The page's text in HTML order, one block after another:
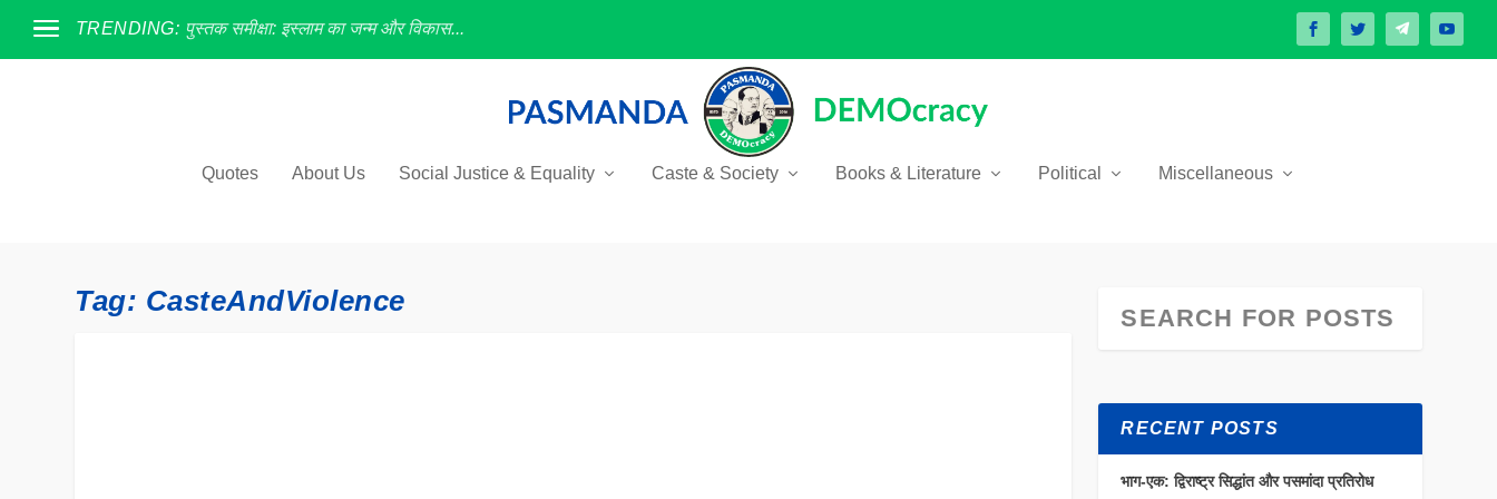
TRENDING: पुस्तक समीक्षा: इस्लाम का जन्म और विकास...
Quotes About Us Social Justice & Equality Caste & Society Books & Literature Political Miscellaneous
Tag: CasteAndViolence
RECENT POSTS
भाग-एक: द्विराष्ट्र सिद्धांत और पसमांदा प्रतिरोध